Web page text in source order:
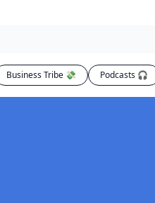
Business Tribe 💸 Podcasts 🎧